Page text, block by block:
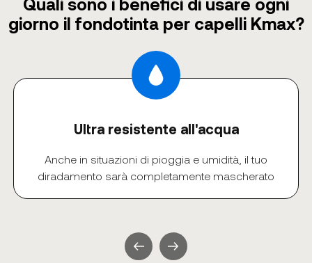
giorno il fondotinta per capelli Kmax?
Ultra resistente all'acqua
Anche in situazioni di pioggia e umidità, il tuo
diradamento sarà completamente mascherato